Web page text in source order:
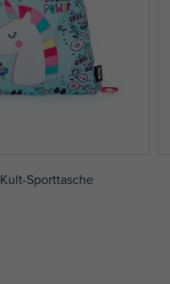
Sporttasche